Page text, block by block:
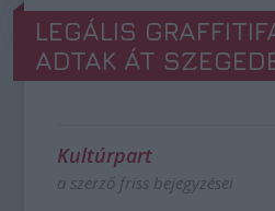
LEGÁLIS
ADTAK ÁT
Kultúrpart
a szerző friss bejegyzései